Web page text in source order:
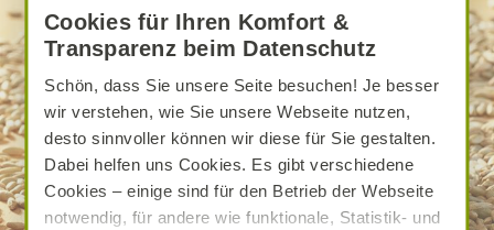
Cookies für Ihren Komfort &
Transparenz beim Datenschutz
Schön, dass Sie unsere Seite besuchen! Je besser
wir verstehen, wie Sie unsere Webseite nutzen,
desto sinnvoller können wir diese für Sie gestalten.
Dabei helfen uns Cookies. Es gibt verschiedene
Cookies – einige sind für den Betrieb der Webseite
notwendig, für andere wie funktionale, Statistik- und